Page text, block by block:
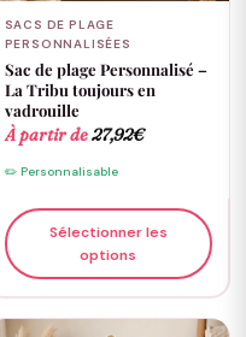
SACS DE PLAGE
PERSONNALISÉES
Sac de plage Personnalisé –
La Tribu toujours en
vadrouille
À partir de27,92€
✏️ Personnalisable
Sélectionner les
options